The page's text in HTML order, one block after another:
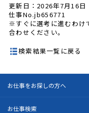
更新日：2026年7月16日
仕事No.jb656771
※すぐに選考に進むわけ
合わせください。
検索結果一覧に戻る
お仕事をお探しの方へ
お仕事検索